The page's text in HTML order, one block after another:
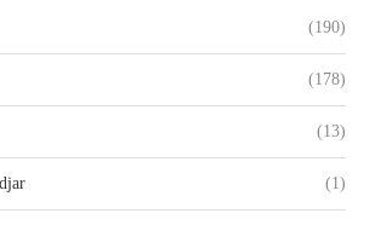
(190)
(178)
(13)
(1)